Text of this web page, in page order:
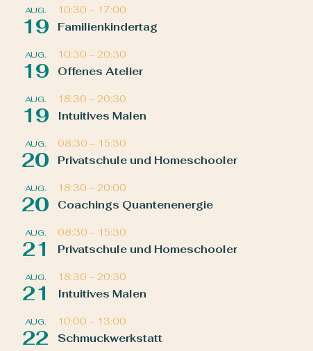
AUG.
19
10:30 – 17:00
Familienkindertag
AUG.
19
10:30 – 20:30
Offenes Atelier
AUG.
19
18:30 – 20:30
Intuitives Malen
AUG.
20
08:30 – 15:30
Privatschule und Homeschooler
AUG.
20
18:30 – 20:00
Coachings Quantenenergie
AUG.
21
08:30 – 15:30
Privatschule und Homeschooler
AUG.
21
18:30 – 20:30
Intuitives Malen
AUG.
22
10:00 – 13:00
Schmuckwerkstatt